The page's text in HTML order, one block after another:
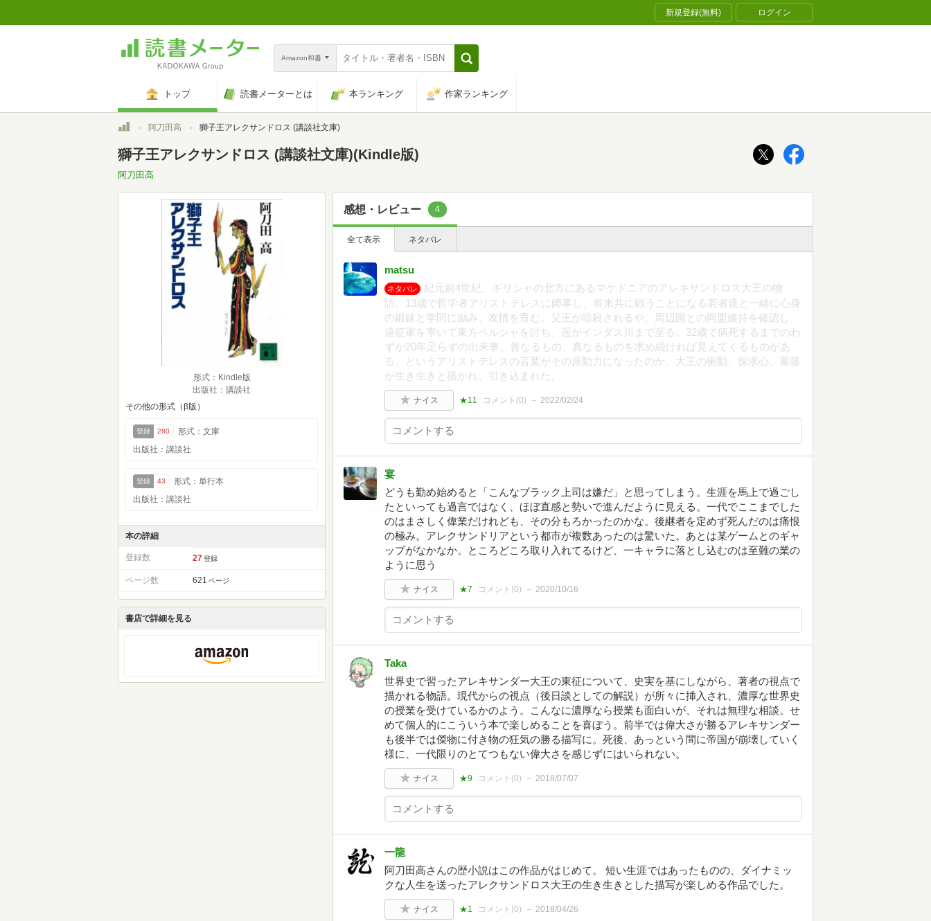
新規登録(無料) ログイン
Amazon和書
トップ 読書メーターとは 本ランキング 作家ランキング
トップ阿刀田高 獅子王アレクサンドロス (講談社文庫)
獅子王アレクサンドロス (講談社文庫)(Kindle版)
阿刀田高
形式：Kindle版
出版社：講談社
その他の形式（β版）
登録 280
形式：文庫
出版社：講談社
登録 43
形式：単行本
出版社：講談社
本の詳細
登録数 27 登録
ページ数 621 ページ
書店で詳細を見る
感想・レビュー 4
全て表示 ネタバレ
matsu
ネタバレ
紀元前4世紀、ギリシャの北方にあるマケドニアのアレキサンドロス大王の物
語。13歳で哲学者アリストテレスに師事し、将来共に戦うことになる若者達と一緒に心身
の鍛錬と学問に励み、友情を育む。父王が暗殺されるや、周辺国との同盟維持を確認し、
遠征軍を率いて東方ペルシャを討ち、遥かインダス川まで至る。32歳で病死するまでのわ
ずか20年足らずの出来事。善なるもの、真なるものを求め続ければ見えてくるものがあ
る、というアリストテレスの言葉がその原動力になったのか。大王の衝動、探求心、葛藤
が生き生きと描かれ、引き込まれた。
ナイス ★11 コメント(0) 2022/02/24
宴
どうも勤め始めると「こんなブラック上司は嫌だ」と思ってしまう。生涯を馬上で過ごし
たといっても過言ではなく、ほぼ直感と勢いで進んだように見える。一代でここまでした
のはまさしく偉業だけれども、その分もろかったのかな。後継者を定めず死んだのは痛恨
の極み。アレクサンドリアという都市が複数あったのは驚いた。あとは某ゲームとのギャ
ップがなかなか。ところどころ取り入れてるけど、一キャラに落とし込むのは至難の業の
ように思う
ナイス ★7 コメント(0) 2020/10/16
Taka
世界史で習ったアレキサンダー大王の東征について、史実を基にしながら、著者の視点で
描かれる物語。現代からの視点（後日談としての解説）が所々に挿入され、濃厚な世界史
の授業を受けているかのよう。こんなに濃厚なら授業も面白いが、それは無理な相談。せ
めて個人的にこういう本で楽しめることを喜ぼう。前半では偉大さが勝るアレキサンダー
も後半では傑物に付き物の狂気の勝る描写に。死後、あっという間に帝国が崩壊していく
様に、一代限りのとてつもない偉大さを感じずにはいられない。
ナイス ★9 コメント(0) 2018/07/07
一龍
阿刀田高さんの歴小説はこの作品がはじめて。 短い生涯ではあったものの、ダイナミッ
クな人生を送ったアレクサンドロス大王の生き生きとした描写が楽しめる作品でした。
ナイス ★1 コメント(0) 2018/04/26